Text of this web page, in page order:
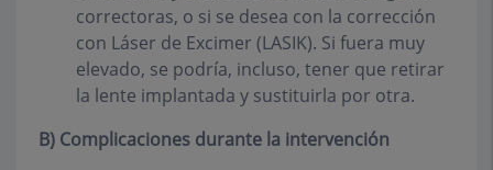
correctoras, o si se desea con la corrección
con Láser de Excimer (LASIK). Si fuera muy
elevado, se podría, incluso, tener que retirar
la lente implantada y sustituirla por otra.
B) Complicaciones durante la intervención